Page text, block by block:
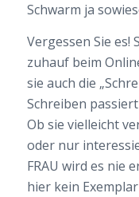
Schwarm ja
Vergessen Sie es!
zuhauf beim
sie auch die
Schreiben
Ob sie vielleicht
oder nur
FRAU wird es nie
hier kein